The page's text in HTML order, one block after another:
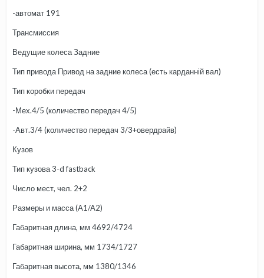
-автомат 191
Трансмиссия
Ведущие колеса Задние
Тип привода Привод на задние колеса (есть карданній вал)
Тип коробки передач
-Мех.4/5 (количество передач 4/5)
-Авт.3/4 (количество передач 3/3+овердрайв)
Кузов
Тип кузова 3-d fastback
Число мест, чел. 2+2
Размеры и масса (A1/A2)
Габаритная длина, мм 4692/4724
Габаритная ширина, мм 1734/1727
Габаритная высота, мм 1380/1346